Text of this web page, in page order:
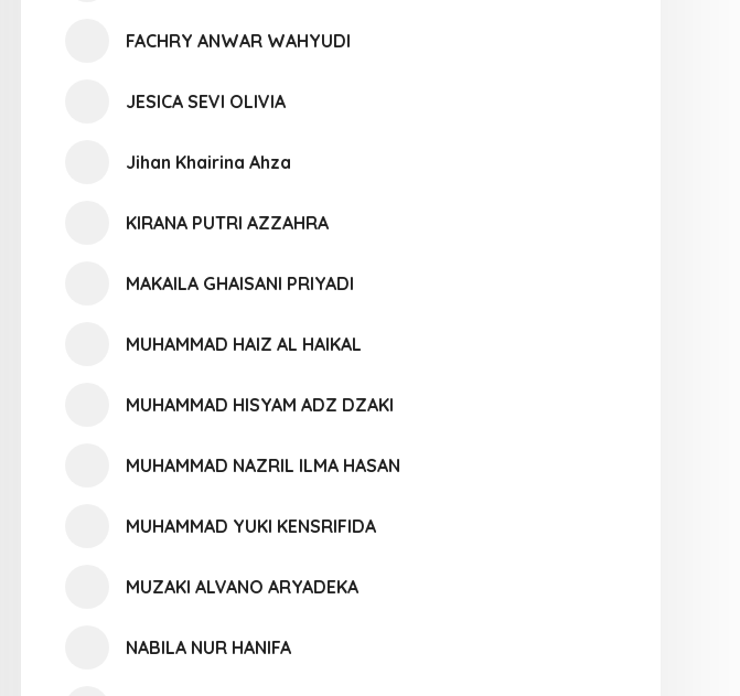
FACHRY ANWAR WAHYUDI
JESICA SEVI OLIVIA
Jihan Khairina Ahza
KIRANA PUTRI AZZAHRA
MAKAILA GHAISANI PRIYADI
MUHAMMAD HAIZ AL HAIKAL
MUHAMMAD HISYAM ADZ DZAKI
MUHAMMAD NAZRIL ILMA HASAN
MUHAMMAD YUKI KENSRIFIDA
MUZAKI ALVANO ARYADEKA
NABILA NUR HANIFA